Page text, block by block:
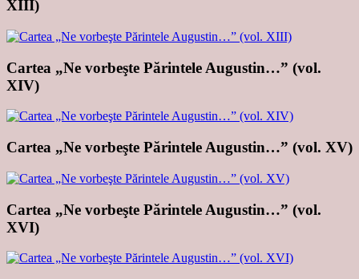
XIII)
Cartea „Ne vorbeşte Părintele Augustin…” (vol.
XIV)
Cartea „Ne vorbeşte Părintele Augustin…” (vol. XV)
Cartea „Ne vorbeşte Părintele Augustin…” (vol.
XVI)